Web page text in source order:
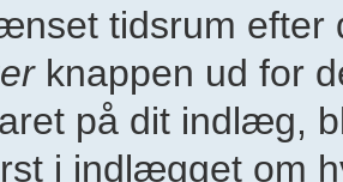
tidsrum efter
knappen ud for
på dit indlæg,
i indlægget om